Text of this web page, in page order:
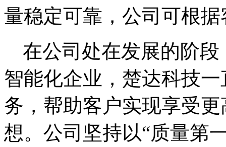
量稳定可靠，公司可根
在公司处在发展的阶
智能化企业，楚达科技
务，帮助客户实现享受
想。公司坚持以“质量第